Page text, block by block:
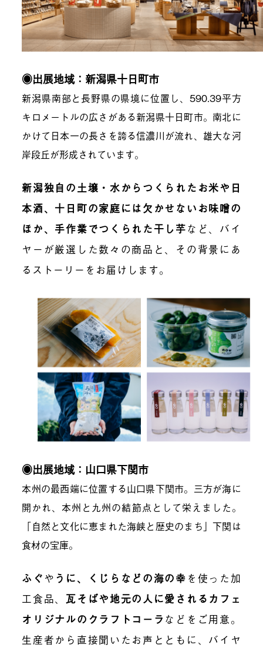
◉出展地域：新潟県十日町市
新潟県南部と長野県の県境に位置し、590.39平方
キロメートルの広さがある新潟県十日町市。南北に
かけて日本一の長さを誇る信濃川が流れ、雄大な河
岸段丘が形成されています。
新潟独自の土壌・水からつくられたお米や日
本酒、十日町の家庭には欠かせないお味噌の
ほか、手作業でつくられた干し芋など、バイ
ヤーが厳選した数々の商品と、その背景にあ
るストーリーをお届けします。
◉出展地域：山口県下関市
本州の最西端に位置する山口県下関市。三方が海に
開かれ、本州と九州の結節点として栄えました。
「自然と文化に恵まれた海峡と歴史のまち」下関は
食材の宝庫。
ふぐ や うに、くじらなどの海の幸 を使った加
工食品、瓦そばや地元の人に愛されるカフェ
オリジナルのクラフトコーラ などをご用意。
生産者から直接聞いたお声とともに、バイヤ